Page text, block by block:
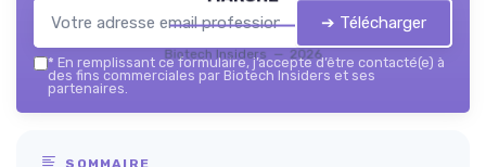
Biotech Insiders — 2026
➔ Télécharger
* En remplissant ce formulaire, j’accepte d’être contacté(e) à
des fins commerciales par Biotech Insiders et ses
partenaires.
SOMMAIRE